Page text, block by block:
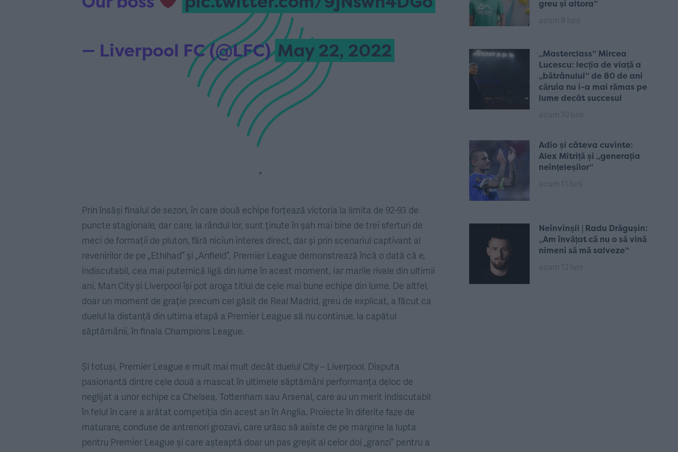
— Liverpool FC (@LFC)May 22, 2022
*
Prin însăși finalul de sezon, în care două echipe forțează victoria la limita de 92-93 de
puncte stagionale, dar care, la rândul lor, sunt ținute în șah mai bine de trei sferturi de
meci de formații de pluton, fără niciun interes direct, dar și prin scenariul captivant al
revenirilor de pe „Ethihad” și „Anfield”, Premier League demonstrează încă o dată că e,
indiscutabil, cea mai puternică ligă din lume în acest moment. Iar marile rivale din ultimii
ani, Man City și Liverpool își pot aroga titlul de cele mai bune echipe din lume. De altfel,
doar un moment de grație precum cel găsit de Real Madrid, greu de explicat, a făcut ca
duelul la distanță din ultima etapă a Premier League să nu continue, la capătul
săptămânii, în finala Champions League.
Și totuși, Premier League e mult mai mult decât duelul City – Liverpool. Disputa
pasionantă dintre cele două a mascat în ultimele săptămâni performanța deloc de
neglijat a unor echipe ca Chelsea, Tottenham sau Arsenal, care au un merit indiscutabil
în felul în care a arătat competiția din acest an în Anglia. Proiecte în diferite faze de
maturare, conduse de antrenori grozavi, care urăsc să asiste de pe margine la lupta
pentru Premier League și care așteaptă doar un pas greșit al celor doi „granzi” pentru a
greu și altora”
„Masterclass” Mircea
Lucescu: lecția de viață a
„bătrânului” de 80 de ani
căruia nu i-a mai rămas pe
lume decât succesul
Adio și câteva cuvinte:
Alex Mitriță și „generația
neînțeleșilor”
Neînvinșii | Radu Drăgușin:
„Am învățat că nu o să vină
nimeni să mă salveze”